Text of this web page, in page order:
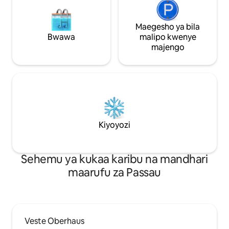
Bwawa
Maegesho ya bila
malipo kwenye
majengo
Kiyoyozi
Sehemu ya kukaa karibu na mandhari
maarufu za Passau
Veste Oberhaus